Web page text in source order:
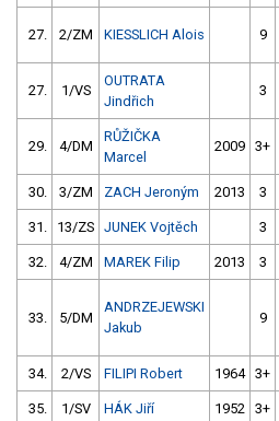
27. 2/ZM KIESSLICH Alois 9
27. 1/VS
OUTRATA
Jindřich
3
29. 4/DM
RŮŽIČKA
Marcel
2009 3+
30. 3/ZM ZACH Jeroným 2013 3
31. 13/ZS JUNEK Vojtěch 3
32. 4/ZM MAREK Filip 2013 3
33. 5/DM
ANDRZEJEWSKI
Jakub
9
34. 2/VS FILIPI Robert 1964 3+
35. 1/SV HÁK Jiří 1952 3+